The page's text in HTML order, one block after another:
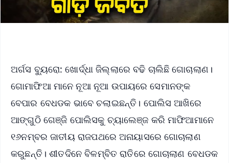
ଅର୍ଗସ ବ୍ୟୁରୋ: ଖୋର୍ଦ୍ଧା ଜିଲ୍ଲାରେ ବଢି ଚାଲିଛି ଗୋଚାଲାଣ।
ଗୋମାଫିଆ ମାନେ ନୂଆ ନୂଆ ଉପାୟରେ ସେମାନଙ୍କ
ବେପାର ବେଧଡକ ଭାବେ ଚଲାଇଛନ୍ତି। ପୋଲିସ ଆଖିରେ
ଆଙ୍ଗୁଠି ଗେଞ୍ଜି ପୋଲିସକୁ ଚ୍ୟାଲେଞ୍ଜ କରି ମାଫିଆମାନେ
୧୬ନମ୍ବର ଜାତୀୟ ରାଜପଥରେ ଅନାୟାସରେ ଗୋଚାଲାଣ
କରୁଛନ୍ତି। ଶୀତଦିନେ ବିଳମ୍ବିତ ରାତିରେ ଗୋଚାଲାଣ ବେଧଡକ